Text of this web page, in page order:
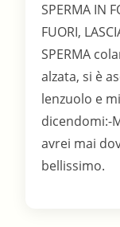
SPERMA IN
FUORI,
SPERMA
alzata, si è
lenzuolo e
dicendomi:-
avrei mai
bellissimo.